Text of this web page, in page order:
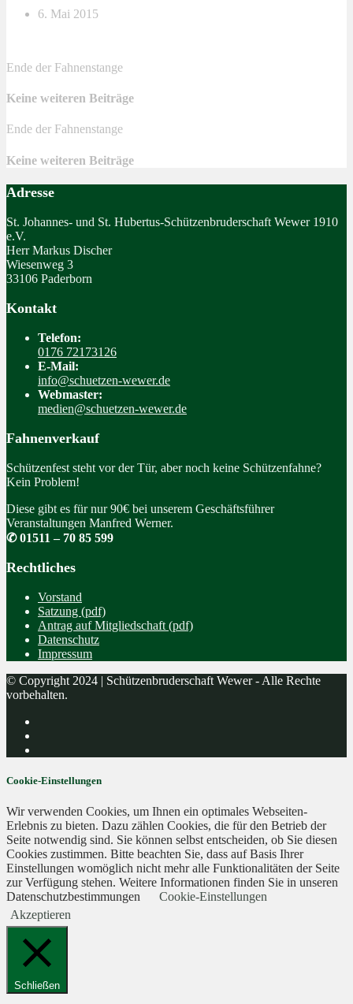
6. Mai 2015
Ende der Fahnenstange
Keine weiteren Beiträge
Ende der Fahnenstange
Keine weiteren Beiträge
Adresse
St. Johannes- und St. Hubertus-Schützenbruderschaft Wewer 1910
e.V.
Herr Markus Discher
Wiesenweg 3
33106 Paderborn
Kontakt
Telefon:
0176 72173126
E-Mail:
info@schuetzen-wewer.de
Webmaster:
medien@schuetzen-wewer.de
Fahnenverkauf
Schützenfest steht vor der Tür, aber noch keine Schützenfahne?
Kein Problem!
Diese gibt es für nur 90€ bei unserem Geschäftsführer
Veranstaltungen Manfred Werner.
✆ 01511 – 70 85 599
Rechtliches
Vorstand
Satzung (pdf)
Antrag auf Mitgliedschaft (pdf)
Datenschutz
Impressum
© Copyright 2024 | Schützenbruderschaft Wewer - Alle Rechte
vorbehalten.
Cookie-Einstellungen
Wir verwenden Cookies, um Ihnen ein optimales Webseiten-
Erlebnis zu bieten. Dazu zählen Cookies, die für den Betrieb der
Seite notwendig sind. Sie können selbst entscheiden, ob Sie diesen
Cookies zustimmen. Bitte beachten Sie, dass auf Basis Ihrer
Einstellungen womöglich nicht mehr alle Funktionalitäten der Seite
zur Verfügung stehen. Weitere Informationen finden Sie in unseren
Datenschutzbestimmungen
Cookie-Einstellungen
Akzeptieren
Schließen